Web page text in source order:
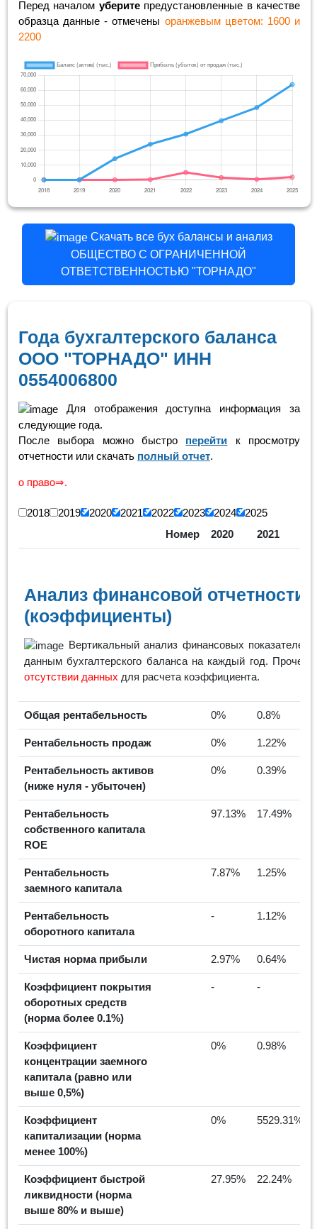
Перед началом уберитепредустановленные в качестве
образца данные - отмечены оранжевым цветом: 1600 и
2200
Скачать все бух балансы и анализ
ОБЩЕСТВО С ОГРАНИЧЕННОЙ
ОТВЕТСТВЕННОСТЬЮ "ТОРНАДО"
Года бухгалтерского баланса
ООО "ТОРНАДО" ИНН
0554006800
Для отображения доступна информация за
следующие года.
После выбора можно быстро перейти к просмотру
отчетности или скачать полный отчет.
2018 2019 2020 2021 2022 2023 2024
2025
Номер
2020 2021
Анализ финансовой отчетности
(коэффициенты)
Вертикальный анализ финансовых
данным бухгалтерского баланса на каждый год.
отсутствии данных для расчета коэффициента.
Общая рентабельность 0% 0.8%
Рентабельность продаж 0% 1.22%
Рентабельность активов
(ниже нуля - убыточен)
0% 0.39%
Рентабельность
собственного капитала
ROE
97.13% 17.49%
Рентабельность
заемного капитала
7.87% 1.25%
Рентабельность
оборотного капитала
- 1.12%
Чистая норма прибыли 2.97% 0.64%
Коэффициент покрытия
оборотных средств
(норма более 0.1%)
- -
Коэффициент
концентрации заемного
капитала (равно или
выше 0,5%)
0% 0.98%
Коэффициент
капитализации (норма
менее 100%)
0% 5529.31%
Коэффициент быстрой
ликвидности (норма
выше 80% и выше)
27.95% 22.24%